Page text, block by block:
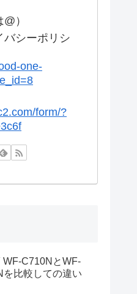
）
バシーポリシ
one-
form/?
WF-C710NとWF-
を比較しての違い